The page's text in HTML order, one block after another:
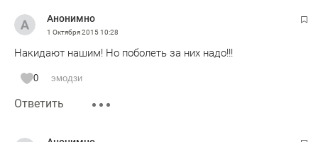
Анонимно
1 Октября 201510:28
Накидают нашим! Но поболеть за них надо!!!
0 эмодзи
Ответить